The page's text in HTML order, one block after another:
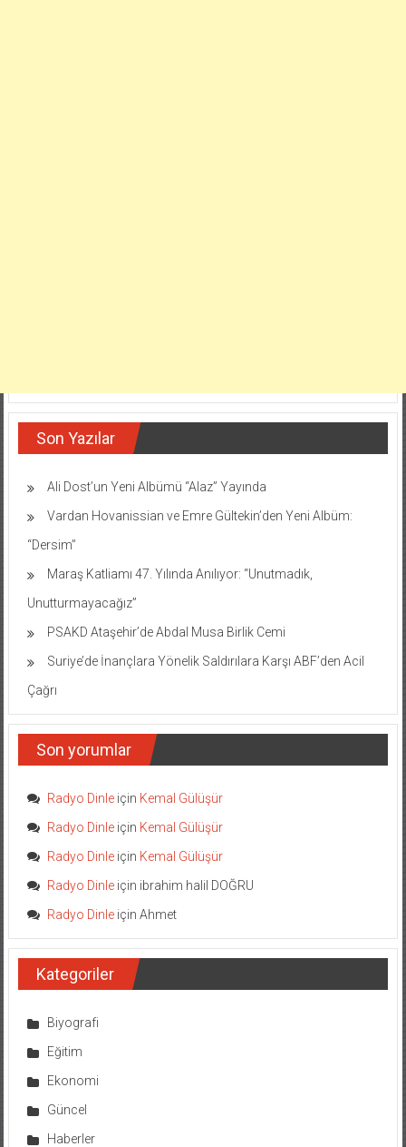
Son Yazılar
Ali Dost’un Yeni Albümü “Alaz” Yayında
Vardan Hovanissian ve Emre Gültekin’den Yeni Albüm:
“Dersim”
Maraş Katliamı 47. Yılında Anılıyor: “Unutmadık,
Unutturmayacağız”
PSAKD Ataşehir’de Abdal Musa Birlik Cemi
Suriye’de İnançlara Yönelik Saldırılara Karşı ABF’den Acil
Çağrı
Son yorumlar
Radyo Dinleiçin Kemal Gülüşür
Radyo Dinleiçin Kemal Gülüşür
Radyo Dinleiçin Kemal Gülüşür
Radyo Dinleiçin ibrahim halil DOĞRU
Radyo Dinleiçin Ahmet
Kategoriler
Biyografi
Eğitim
Ekonomi
Güncel
Haberler